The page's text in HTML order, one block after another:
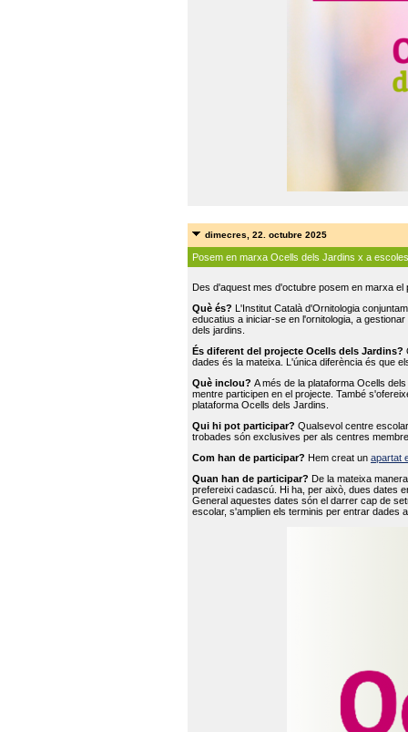
dimecres, 22. octubre 2025
Posem en marxa Ocells dels Jardins x a escoles
Des d'aquest mes d'octubre posem en marxa
Què és? L'Institut Català d'Ornitologia
educatius a iniciar-se en l'ornitologia, a
dels jardins.
És diferent del projecte Ocells dels Jardins?
dades és la mateixa. L'única diferència és que
Què inclou? A més de la plataforma Ocells
mentre participen en el projecte. També
plataforma Ocells dels Jardins.
Qui hi pot participar? Qualsevol centre
trobades són exclusives per als centres
Com han de participar? Hem creat un apartat
Quan han de participar? De la mateixa
prefereixi cadascú. Hi ha, per això, dues dates
General aquestes dates són el darrer cap de
escolar, s'amplien els terminis per entrar dades